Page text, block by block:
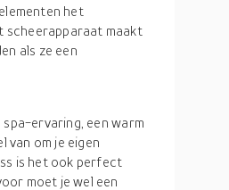
het
scheerapparaat maakt
als ze een
ervaring, een warm
van om je eigen
is het ook perfect
moet je wel een